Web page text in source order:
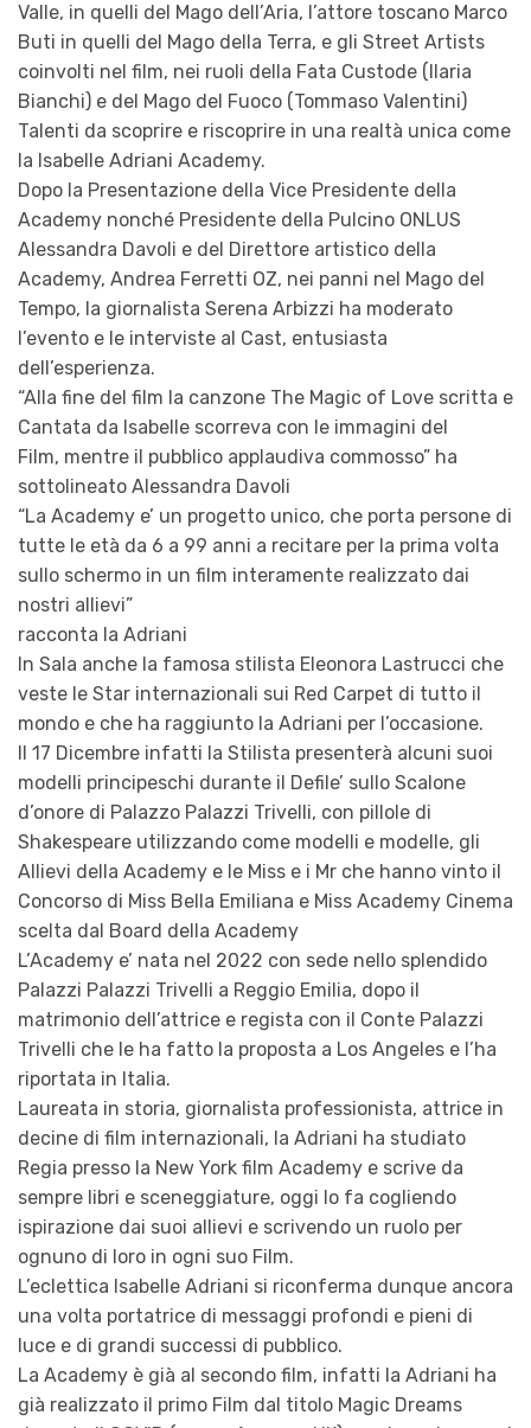
Valle, in quelli del Mago dell’Aria, l’attore toscano Marco
Buti in quelli del Mago della Terra, e gli Street Artists
coinvolti nel film, nei ruoli della Fata Custode (Ilaria
Bianchi) e del Mago del Fuoco (Tommaso Valentini)
Talenti da scoprire e riscoprire in una realtà unica come
la Isabelle Adriani Academy.
Dopo la Presentazione della Vice Presidente della
Academy nonché Presidente della Pulcino ONLUS
Alessandra Davoli e del Direttore artistico della
Academy, Andrea Ferretti OZ, nei panni nel Mago del
Tempo, la giornalista Serena Arbizzi ha moderato
l’evento e le interviste al Cast, entusiasta
dell’esperienza.
“Alla fine del film la canzone The Magic of Love scritta e
Cantata da Isabelle scorreva con le immagini del
Film, mentre il pubblico applaudiva commosso” ha
sottolineato Alessandra Davoli
“La Academy e’ un progetto unico, che porta persone di
tutte le età da 6 a 99 anni a recitare per la prima volta
sullo schermo in un film interamente realizzato dai
nostri allievi”
racconta la Adriani
In Sala anche la famosa stilista Eleonora Lastrucci che
veste le Star internazionali sui Red Carpet di tutto il
mondo e che ha raggiunto la Adriani per l’occasione.
Il 17 Dicembre infatti la Stilista presenterà alcuni suoi
modelli principeschi durante il Defile’ sullo Scalone
d’onore di Palazzo Palazzi Trivelli, con pillole di
Shakespeare utilizzando come modelli e modelle, gli
Allievi della Academy e le Miss e i Mr che hanno vinto il
Concorso di Miss Bella Emiliana e Miss Academy Cinema
scelta dal Board della Academy
L’Academy e’ nata nel 2022 con sede nello splendido
Palazzi Palazzi Trivelli a Reggio Emilia, dopo il
matrimonio dell’attrice e regista con il Conte Palazzi
Trivelli che le ha fatto la proposta a Los Angeles e l’ha
riportata in Italia.
Laureata in storia, giornalista professionista, attrice in
decine di film internazionali, la Adriani ha studiato
Regia presso la New York film Academy e scrive da
sempre libri e sceneggiature, oggi lo fa cogliendo
ispirazione dai suoi allievi e scrivendo un ruolo per
ognuno di loro in ogni suo Film.
L’eclettica Isabelle Adriani si riconferma dunque ancora
una volta portatrice di messaggi profondi e pieni di
luce e di grandi successi di pubblico.
La Academy è già al secondo film, infatti la Adriani ha
già realizzato il primo Film dal titolo Magic Dreams